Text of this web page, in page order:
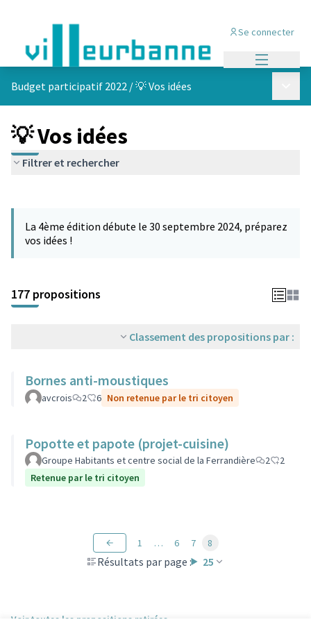
Se connecter
Budget participatif 2022 /💡 Vos idées
💡 Vos idées
Filtrer et rechercher
−
La 4ème édition débute le 30 septembre 2024, préparez
vos idées !
177 propositions
Classement des propositions par :
Bornes anti-moustiques
avcrois 2 6 Non retenue par le tri citoyen
Popotte et papote (projet-cuisine)
Groupe Habitants et centre social de la Ferrandière 2
2
Retenue par le tri citoyen
Résultats par page : 25
1 … 6 7 8
Voir toutes les propositions retirées